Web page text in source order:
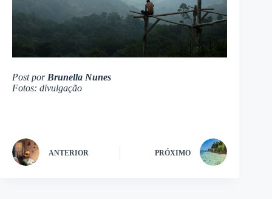
Post por Brunella Nunes
Fotos: divulgação
ANTERIOR PRÓXIMO